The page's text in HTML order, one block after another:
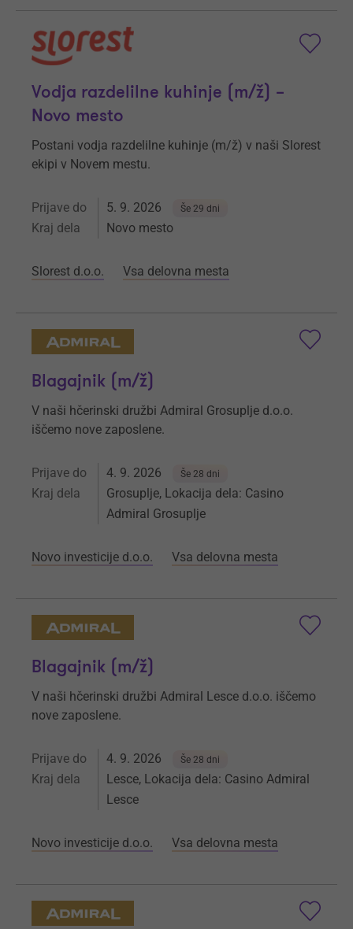
Vodja razdelilne kuhinje (m/ž) –
Novo mesto
Postani vodja razdelilne kuhinje (m/ž) v naši Slorest
ekipi v Novem mestu.
Prijave do 5. 9. 2026 Še 29 dni
Kraj dela Novo mesto
Slorest d.o.o. Vsa delovna mesta
Blagajnik (m/ž)
V naši hčerinski družbi Admiral Grosuplje d.o.o.
iščemo nove zaposlene.
Prijave do 4. 9. 2026 Še 28 dni
Kraj dela
Grosuplje, Lokacija dela: Casino
Admiral Grosuplje
Novo investicije d.o.o. Vsa delovna mesta
Blagajnik (m/ž)
V naši hčerinski družbi Admiral Lesce d.o.o. iščemo
nove zaposlene.
Prijave do 4. 9. 2026 Še 28 dni
Kraj dela
Lesce, Lokacija dela: Casino Admiral
Lesce
Novo investicije d.o.o. Vsa delovna mesta